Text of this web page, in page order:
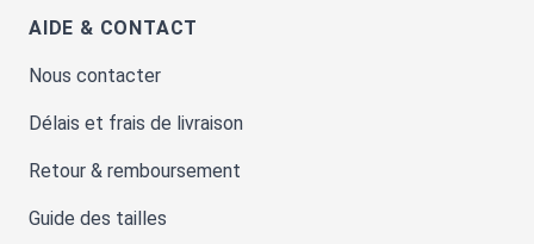
AIDE & CONTACT
Nous contacter
Délais et frais de livraison
Retour & remboursement
Guide des tailles